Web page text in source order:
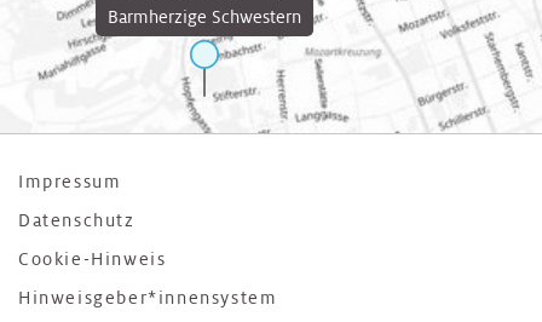
Barmherzige Schwestern
Impressum
Datenschutz
Cookie-Hinweis
Hinweisgeber*innensystem